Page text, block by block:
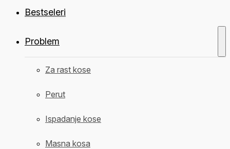
Bestseleri
Problem
Za rast kose
Perut
Ispadanje kose
Masna kosa